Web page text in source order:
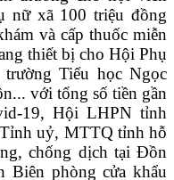
nữ xã 100 triệu đồng
và cấp thuốc miễn
thiết bị cho Hội Phụ
Tiểu học Ngọc
với tổng số tiền gần
19, Hội LHPN tỉnh
uỷ, MTTQ tỉnh hỗ
chống dịch tại Đồn
Biên phòng cửa khẩu